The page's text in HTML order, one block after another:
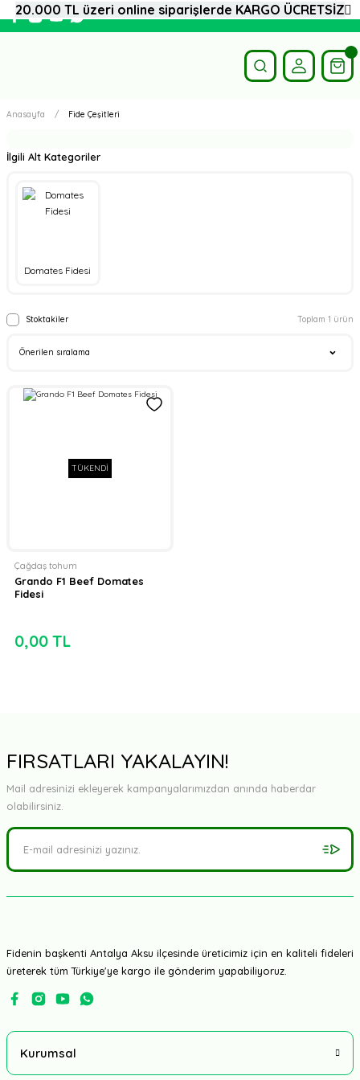
Anasayfa Fide Çeşitleri
İlgili Alt Kategoriler
Domates Fidesi
Stoktakiler Toplam 1 ürün
TÜKENDİ
Çağdaş tohum
Grando F1 Beef Domates
Fidesi
0,00 TL
FIRSATLARI YAKALAYIN!
Mail adresinizi ekleyerek kampanyalarımızdan anında haberdar
olabilirsiniz.
Fidenin başkenti Antalya Aksu ilçesinde üreticimiz için en kaliteli fideleri
üreterek tüm Türkiye'ye kargo ile gönderim yapabiliyoruz.
Kurumsal
20.000 TL üzeri online siparişlerde KARGO ÜCRETSİZ